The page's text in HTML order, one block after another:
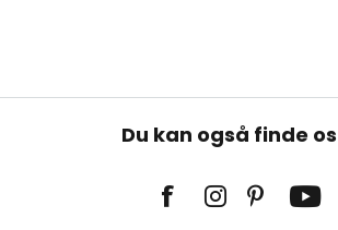
Du kan også finde